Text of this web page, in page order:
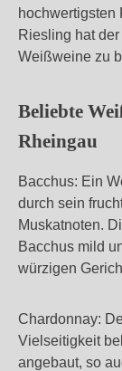
hochwertigsten
Riesling hat der
Weißweine zu
Beliebte
Rheingau
Bacchus: Ein
durch sein
Muskatnoten.
Bacchus mild
würzigen
Chardonnay:
Vielseitigkeit
angebaut, so